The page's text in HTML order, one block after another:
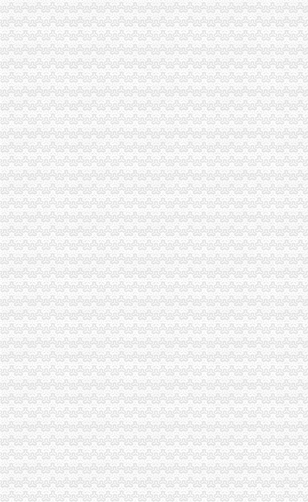
【长白山西+北坡深度游】观长白山天池、升级2晚五星温泉酒店、赠送
东京+箱根双飞6天5晚自由行套餐【含广州往返机票+2晚箱根温泉酒
广西壮族自区（图）_各地概况_中国经济网——国家经济门户
【深度7299】一次具匠心の和风旅行,广州-东京+箱根_发现旅行
【深度6399】一次具匠心の和风旅行,上海-东京+箱根_发现旅行
【保定河北美联保险代理有限责任公司野三坡营业部酒店】保定河北美
税收法律法规汇编2010版-MBA智库文档
抚顺市工商行政管理局
中国地方概览_中国网
长春到【日本樱之旅】全景双飞8日游（南航直飞-东京往返）
中国地方概览_中国网
旅游手册《五》
侃侃广西【地理爱好者吧】_百度贴吧
2017公务员行测常识总结（全新）_搜狐教育_搜狐网
《途牛发》浪游冲绳感受翡翠七海【多图】_冲绳游记_途牛
金科VISAR国际_隆鑫花漾的山谷一期_楼盘对比分析-重庆乐居
中国地方概览_中国网
泾县人民
第一眼欧洲HolaEspañ（2016年4月西班牙13日自由行攻略型游记）
【北京红酒进口外贸代理清关付汇】厂家,价格,图片_天津虎桥报关
【【纵观全美】美国东西海岸全景+夏威夷+旧金山+一号公路+大瀑布
分类大页-新闻频道-和讯网
杭州出发到日本旅游大概多少钱_本州_东京_日本7日游报价
【购实惠】2018年玫瑰节主题路线心花路放&东欧巴尔干全景十国23日
【【绝美西】美国西海岸+双自然遗产国家公园11日9晚跟团游一价全